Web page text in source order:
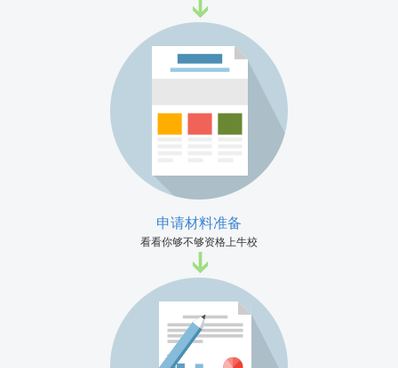
申请材料准备
看看你够不够资格上牛校